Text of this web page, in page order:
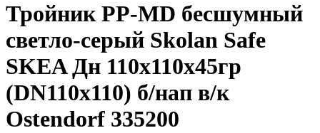
Тройник PP-MD бесшумный
светло-серый Skolan Safe
SKEA Дн 110х110х45гр
(DN110х110) б/нап в/к
Ostendorf 335200